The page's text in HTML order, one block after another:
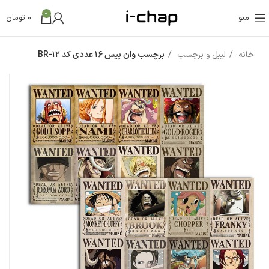
منو 0
0 تومان
خانه لیبل و برچسب برچسب وان پیس 16 عددی کد BR-12